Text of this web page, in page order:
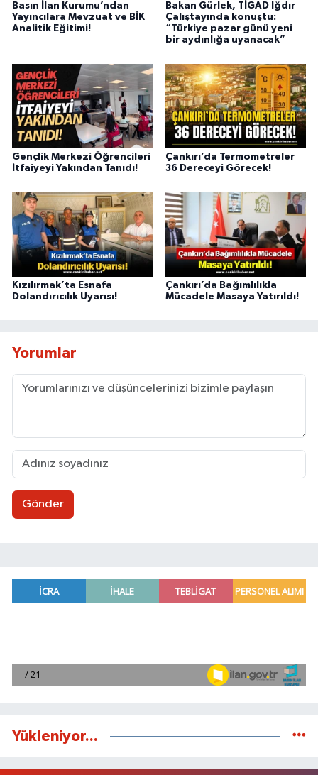
Basın İlan Kurumu’ndan
Yayıncılara Mevzuat ve BİK
Analitik Eğitimi!
Bakan Gürlek, TİGAD Iğdır
Çalıştayında konuştu:
“Türkiye pazar günü yeni
bir aydınlığa uyanacak”
Gençlik Merkezi Öğrencileri
İtfaiyeyi Yakından Tanıdı!
Çankırı’da Termometreler
36 Dereceyi Görecek!
Kızılırmak’ta Esnafa
Dolandırıcılık Uyarısı!
Çankırı’da Bağımlılıkla
Mücadele Masaya Yatırıldı!
Yorumlar
Gönder
Yükleniyor...